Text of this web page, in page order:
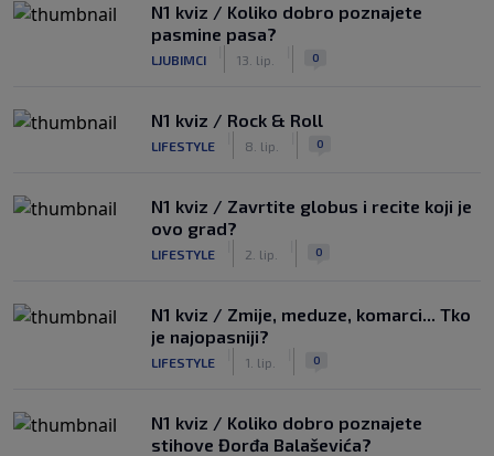
N1 kviz / Koliko dobro poznajete
pasmine pasa?
LJUBIMCI 13. lip. 0
N1 kviz / Rock & Roll
LIFESTYLE 8. lip. 0
N1 kviz / Zavrtite globus i recite koji je
ovo grad?
LIFESTYLE 2. lip. 0
N1 kviz / Zmije, meduze, komarci... Tko
je najopasniji?
LIFESTYLE 1. lip. 0
N1 kviz / Koliko dobro poznajete
stihove Đorđa Balaševića?